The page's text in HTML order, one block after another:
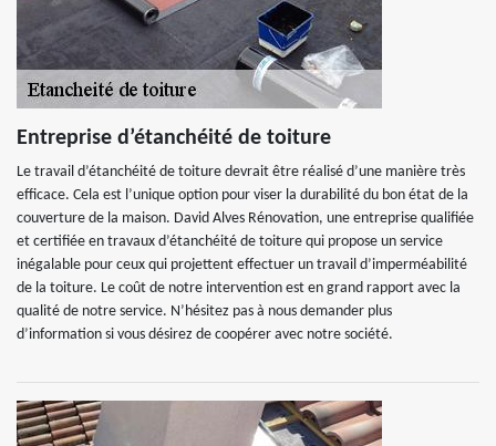
Entreprise d’étanchéité de toiture
Le travail d’étanchéité de toiture devrait être réalisé d’une manière très
efficace. Cela est l’unique option pour viser la durabilité du bon état de la
couverture de la maison. David Alves Rénovation, une entreprise qualifiée
et certifiée en travaux d’étanchéité de toiture qui propose un service
inégalable pour ceux qui projettent effectuer un travail d’imperméabilité
de la toiture. Le coût de notre intervention est en grand rapport avec la
qualité de notre service. N’hésitez pas à nous demander plus
d’information si vous désirez de coopérer avec notre société.